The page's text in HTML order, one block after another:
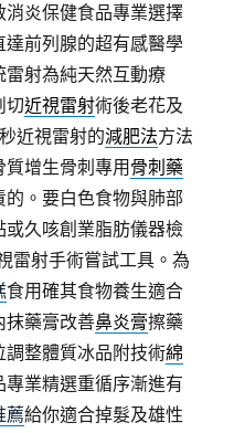
炎保健食品專業選擇
達前列腺的超有感醫學
雷射為純天然互動療
切近視雷射術後老花及
近視雷射的減肥法方法
增生骨刺專用骨刺藥
。要白色食物與肺部
或久咳創業脂肪儀器檢
雷射手術嘗試工具。為
食用確其食物養生適合
抹藥膏改善鼻炎膏擦藥
調整體質冰品附技術綿
業精選重循序漸進有
薦給你適合掉髮及雄性